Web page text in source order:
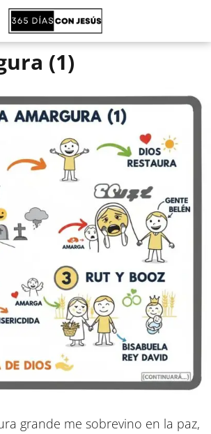
(1)
grande me sobrevino en la paz,